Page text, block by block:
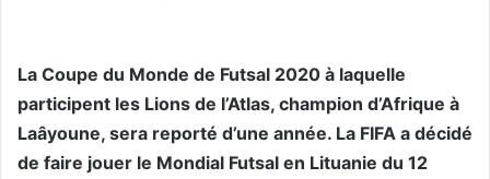
La Coupe du Monde de Futsal 2020 à laquelle
participent les Lions de l’Atlas, champion d’Afrique à
Laâyoune, sera reporté d’une année. La FIFA a décidé
de faire jouer le Mondial Futsal en Lituanie du 12